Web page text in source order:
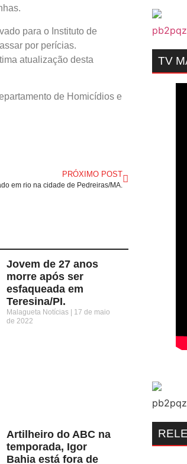
para o Instituto de
por perícias.
atualização desta
de Homicídios e
PRÓXIMO POST
em rio na cidade de Pedreiras/MA.
Jovem de 27 anos
morre após ser
esfaqueada em
Teresina/PI.
Malagueta Notícias
17 de maio
de 2022
Artilheiro do ABC na
temporada, Igor
Bahia está fora de
TV